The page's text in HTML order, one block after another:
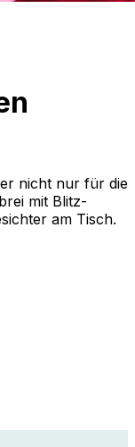
nicht nur für die
mit Blitz-
am Tisch.